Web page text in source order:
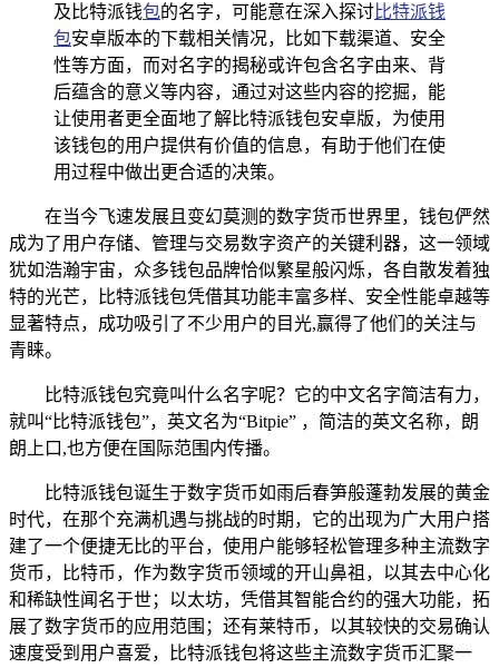
及比特派钱包的名字，可能意在深入探讨比特派钱
包安卓版本的下载相关情况，比如下载渠道、安全
性等方面，而对名字的揭秘或许包含名字由来、背
后蕴含的意义等内容，通过对这些内容的挖掘，能
让使用者更全面地了解比特派钱包安卓版，为使用
该钱包的用户提供有价值的信息，有助于他们在使
用过程中做出更合适的决策。
在当今飞速发展且变幻莫测的数字货币世界里，钱包俨然
成为了用户存储、管理与交易数字资产的关键利器，这一领域
犹如浩瀚宇宙，众多钱包品牌恰似繁星般闪烁，各自散发着独
特的光芒，比特派钱包凭借其功能丰富多样、安全性能卓越等
显著特点，成功吸引了不少用户的目光,赢得了他们的关注与
青睐。
比特派钱包究竟叫什么名字呢？它的中文名字简洁有力，
就叫“比特派钱包”，英文名为“Bitpie” ，简洁的英文名称，朗
朗上口,也方便在国际范围内传播。
比特派钱包诞生于数字货币如雨后春笋般蓬勃发展的黄金
时代，在那个充满机遇与挑战的时期，它的出现为广大用户搭
建了一个便捷无比的平台，使用户能够轻松管理多种主流数字
货币，比特币，作为数字货币领域的开山鼻祖，以其去中心化
和稀缺性闻名于世；以太坊，凭借其智能合约的强大功能，拓
展了数字货币的应用范围；还有莱特币，以其较快的交易确认
速度受到用户喜爱，比特派钱包将这些主流数字货币汇聚一